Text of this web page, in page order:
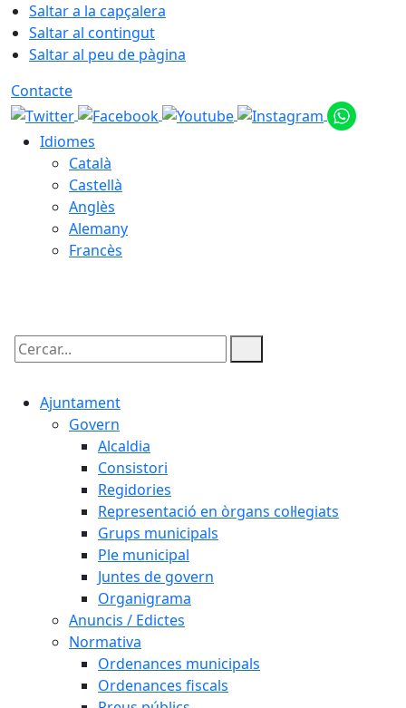
Saltar a la capçalera
Saltar al contingut
Saltar al peu de pàgina
Contacte
Idiomes
Català
Castellà
Anglès
Alemany
Francès
Cercar:
Ajuntament
Govern
Alcaldia
Consistori
Regidories
Representació en òrgans col·legiats
Grups municipals
Ple municipal
Juntes de govern
Organigrama
Anuncis / Edictes
Normativa
Ordenances municipals
Ordenances fiscals